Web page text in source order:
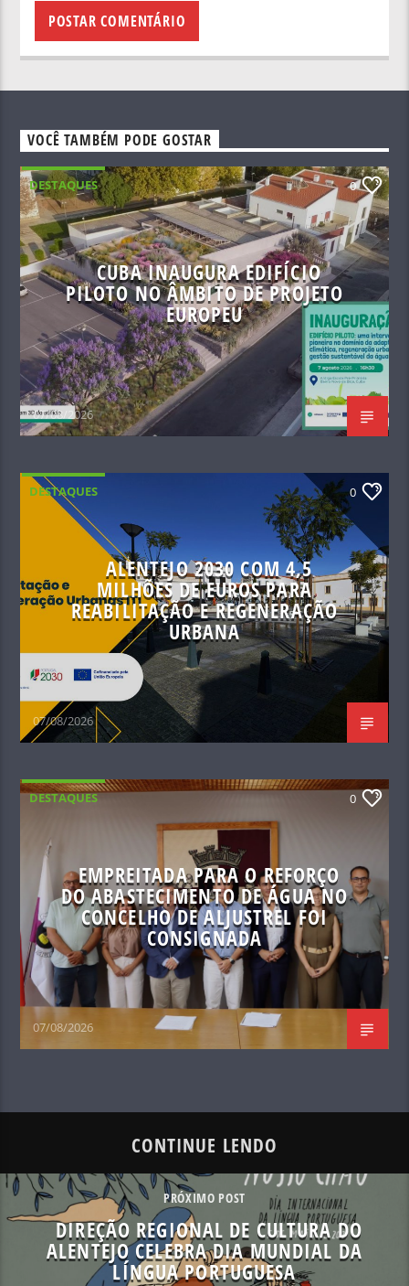
VOCÊ TAMBÉM PODE GOSTAR
DESTAQUES 0
CUBA INAUGURA EDIFÍCIO
PILOTO NO ÂMBITO DE PROJETO
EUROPEU
07/08/2026
DESTAQUES 0
ALENTEJO 2030 COM 4,5
MILHÕES DE EUROS PARA
REABILITAÇÃO E REGENERAÇÃO
URBANA
07/08/2026
DESTAQUES 0
EMPREITADA PARA O REFORÇO
DO ABASTECIMENTO DE ÁGUA NO
CONCELHO DE ALJUSTREL FOI
CONSIGNADA
07/08/2026
CONTINUE LENDO
PRÓXIMO POST
DIREÇÃO REGIONAL DE CULTURA DO
ALENTEJO CELEBRA DIA MUNDIAL DA
LÍNGUA PORTUGUESA